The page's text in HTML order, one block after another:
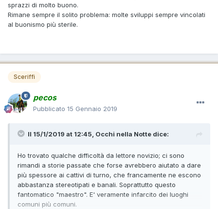
sprazzi di molto buono.
Rimane sempre il solito problema: molte sviluppi sempre vincolati
al buonismo più sterile.
Sceriffi
pecos
Pubblicato 15 Gennaio 2019
Il 15/1/2019 at 12:45, Occhi nella Notte dice:
Ho trovato qualche difficoltà da lettore novizio; ci sono
rimandi a storie passate che forse avrebbero aiutato a dare
più spessore ai cattivi di turno, che francamente ne escono
abbastanza stereotipati e banali. Soprattutto questo
fantomatico "maestro". E' veramente infarcito dei luoghi
comuni più comuni.